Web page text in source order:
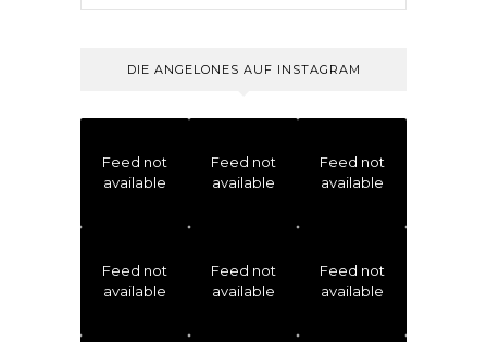
DIE ANGELONES AUF INSTAGRAM
Feed not
available
Feed not
available
Feed not
available
Feed not
available
Feed not
available
Feed not
available